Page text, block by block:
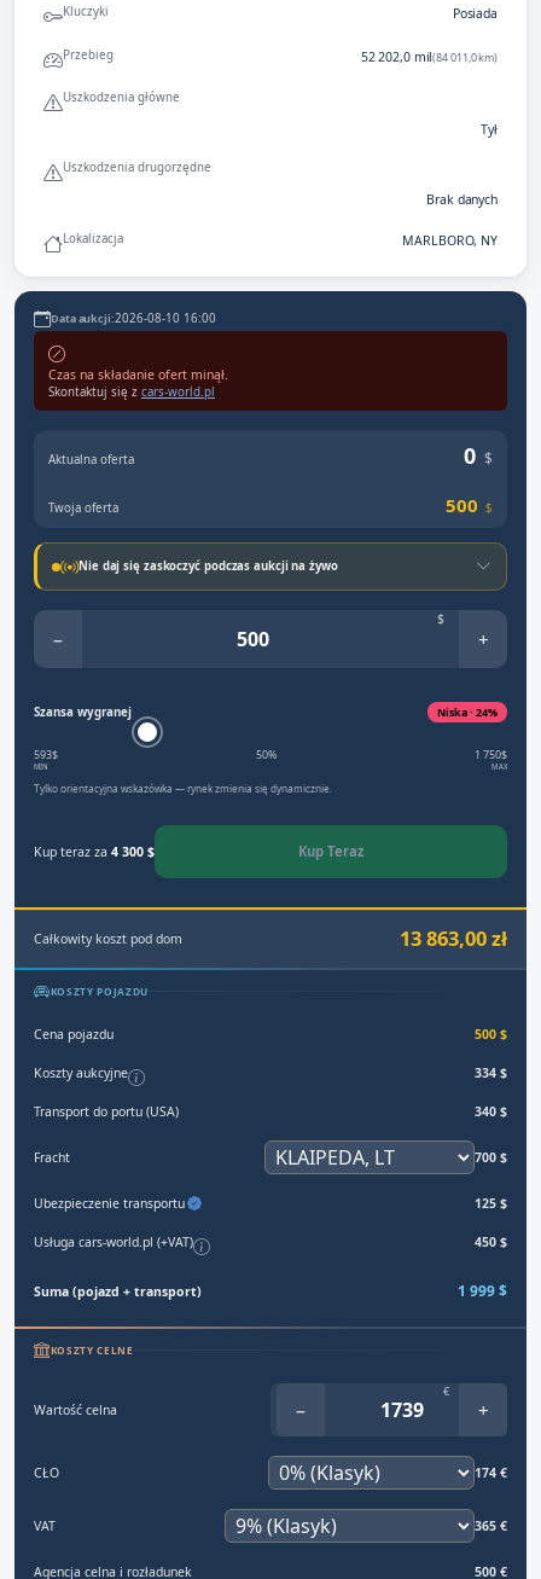
Kluczyki Posiada
Przebieg 52 202,0 mil(84 011,0 km)
Uszkodzenia główne
Tył
Uszkodzenia drugorzędne
Brak danych
Lokalizacja MARLBORO, NY
Data aukcji:2026-08-10 16:00
Czas na składanie ofert minął.
Skontaktuj się z cars-world.pl
Aktualna oferta 0 $
Twoja oferta 500 $
Nie daj się zaskoczyć podczas aukcji na żywo
−
$
+
Szansa wygranej Niska · 24%
593$
MIN
50% 1 750$
MAX
Tylko orientacyjna wskazówka — rynek zmienia się dynamicznie.
Kup teraz za 4 300 $ Kup Teraz
Całkowity koszt pod dom 13 863,00 zł
KOSZTY POJAZDU
Cena pojazdu 500 $
Koszty aukcyjne 334 $
Transport do portu (USA) 340 $
Fracht 700 $
Ubezpieczenie transportu 125 $
Usługa cars-world.pl (+VAT) 450 $
Suma (pojazd + transport) 1 999 $
KOSZTY CELNE
Wartość celna −
€
+
CŁO 174 €
VAT 365 €
Agencja celna i rozładunek 500 €